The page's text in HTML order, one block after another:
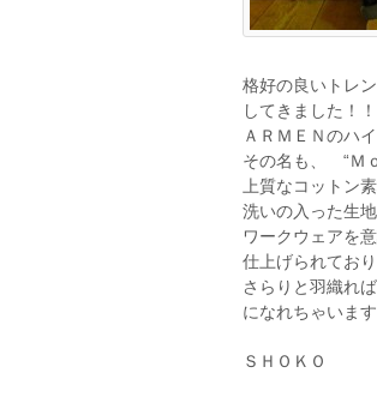
格好の良いトレ
してきました！！
ＡＲＭＥＮのハ
その名も、 “Ｍ
上質なコットン
洗いの入った生
ワークウェアを
仕上げられており
さらりと羽織れ
になれちゃいます
ＳＨＯＫＯ